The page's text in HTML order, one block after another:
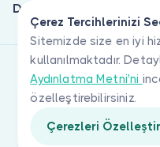
Çerez Tercihlerinizi
Sitemizde size en iyi
kullanılmaktadır.
Aydınlatma Metni'ni
özelleştirebilirsiniz.
Çerezleri Özelleştir
Doktorlar için